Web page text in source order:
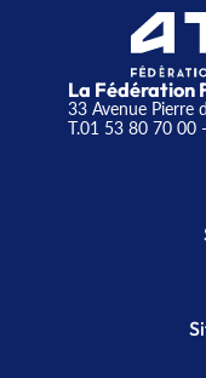
La Fédération
33 Avenue Pierre
T.01 53 80 70 00-